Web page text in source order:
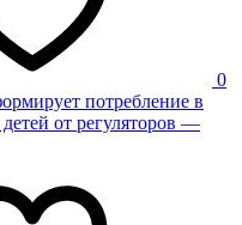
0
потребление в
от регуляторов —